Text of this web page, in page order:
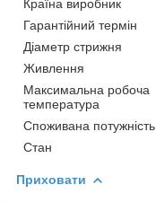
Країна виробник
Гарантійний термін
Діаметр стрижня
Живлення
Максимальна робоча
температура
Споживана потужність
Стан
Приховати